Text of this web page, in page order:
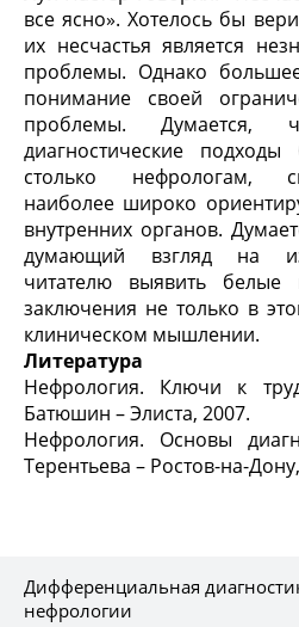
все ясно». Хотелось бы
их несчастья является
проблемы. Однако
понимание своей
проблемы. Думается,
диагностические
столько нефрологам,
наиболее широко
внутренних органов.
думающий взгляд на
читателю выявить
заключения не только в
клиническом мышлении.
Литература
Нефрология. Ключи к
Батюшин – Элиста, 2007.
Нефрология. Основы
Терентьева – Ростов-на-
Дифференциальная
нефрологии